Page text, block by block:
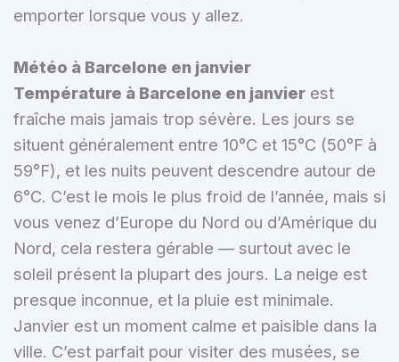
emporter lorsque vous y allez.
Météo à Barcelone en janvier
Température à Barcelone en janvierest
fraîche mais jamais trop sévère. Les jours se
situent généralement entre 10°C et 15°C (50°F à
59°F), et les nuits peuvent descendre autour de
6°C. C’est le mois le plus froid de l’année, mais si
vous venez d’Europe du Nord ou d’Amérique du
Nord, cela restera gérable — surtout avec le
soleil présent la plupart des jours. La neige est
presque inconnue, et la pluie est minimale.
Janvier est un moment calme et paisible dans la
ville. C’est parfait pour visiter des musées, se